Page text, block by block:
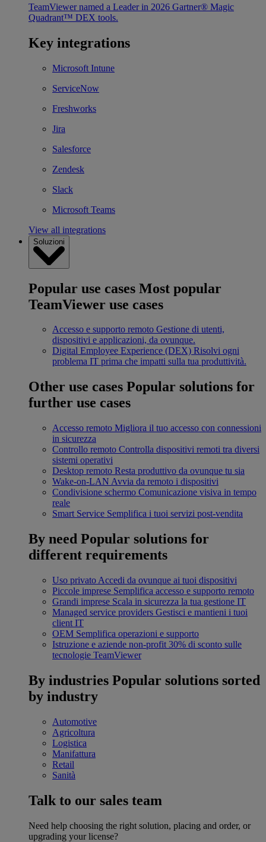
TeamViewer named a Leader in 2026 Gartner® Magic
Quadrant™ DEX tools.
Key integrations
Microsoft Intune
ServiceNow
Freshworks
Jira
Salesforce
Zendesk
Slack
Microsoft Teams
View all integrations
Soluzioni
Popular use cases Most popular
TeamViewer use cases
Accesso e supporto remoto Gestione di utenti,
dispositivi e applicazioni, da ovunque.
Digital Employee Experience (DEX) Risolvi ogni
problema IT prima che impatti sulla tua produttività.
Other use cases Popular solutions for
further use cases
Accesso remoto Migliora il tuo accesso con connessioni
in sicurezza
Controllo remoto Controlla dispositivi remoti tra diversi
sistemi operativi
Desktop remoto Resta produttivo da ovunque tu sia
Wake-on-LAN Avvia da remoto i dispositivi
Condivisione schermo Comunicazione visiva in tempo
reale
Smart Service Semplifica i tuoi servizi post-vendita
By need Popular solutions for
different requirements
Uso privato Accedi da ovunque ai tuoi dispositivi
Piccole imprese Semplifica accesso e supporto remoto
Grandi imprese Scala in sicurezza la tua gestione IT
Managed service providers Gestisci e mantieni i tuoi
client IT
OEM Semplifica operazioni e supporto
Istruzione e aziende non-profit 30% di sconto sulle
tecnologie TeamViewer
By industries Popular solutions sorted
by industry
Automotive
Agricoltura
Logistica
Manifattura
Retail
Sanità
Talk to our sales team
Need help choosing the right solution, placing and order, or
upgrading your license?